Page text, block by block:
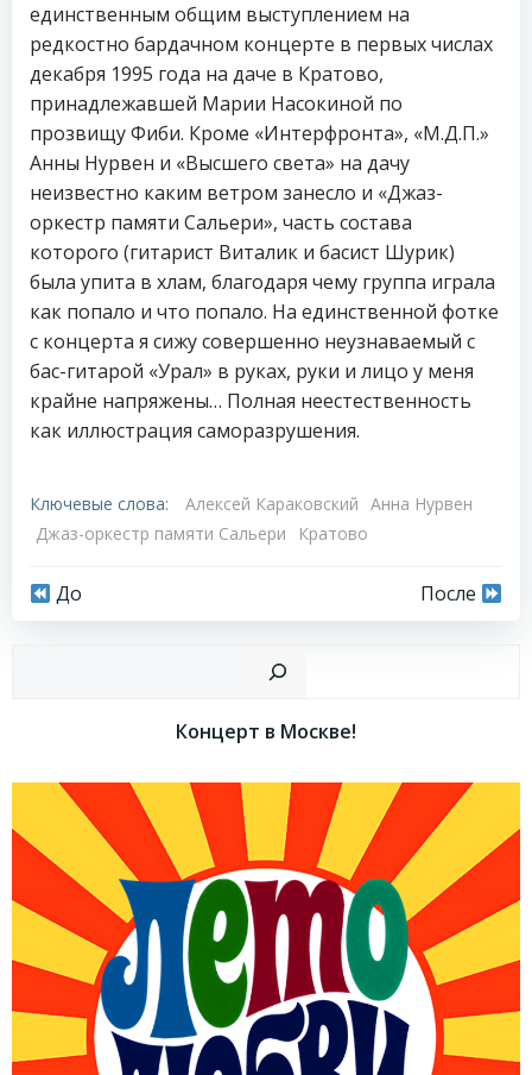
единственным общим выступлением на
редкостно бардачном концерте в первых числах
декабря 1995 года на даче в Кратово,
принадлежавшей Марии Насокиной по
прозвищу Фиби. Кроме «Интерфронта», «М.Д.П.»
Анны Нурвен и «Высшего света» на дачу
неизвестно каким ветром занесло и «Джаз-
оркестр памяти Сальери», часть состава
которого (гитарист Виталик и басист Шурик)
была упита в хлам, благодаря чему группа играла
как попало и что попало. На единственной фотке
с концерта я сижу совершенно неузнаваемый с
бас-гитарой «Урал» в руках, руки и лицо у меня
крайне напряжены… Полная неестественность
как иллюстрация саморазрушения.
Ключевые слова: Алексей Караковский Анна Нурвен
Джаз-оркестр памяти Сальери
Кратово
Навигация
записям
До
Навигация
по
записям
После
Концерт в Москве!